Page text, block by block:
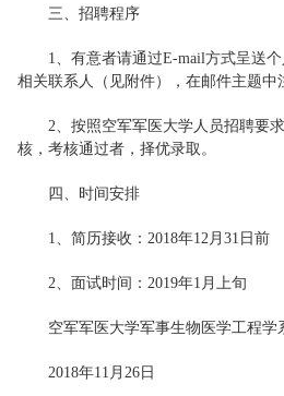
三、招聘程序
1、有意者请通过E-mail方式呈送
相关联系人（见附件），在邮件主题中
2、按照空军军医大学人员招聘要
核，考核通过者，择优录取。
四、时间安排
1、简历接收：2018年12月31日前
2、面试时间：2019年1月上旬
空军军医大学军事生物医学工程学
2018年11月26日